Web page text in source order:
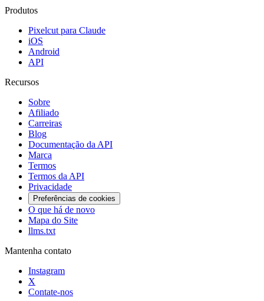
Produtos
Pixelcut para Claude
iOS
Android
API
Recursos
Sobre
Afiliado
Carreiras
Blog
Documentação da API
Marca
Termos
Termos da API
Privacidade
Preferências de cookies
O que há de novo
Mapa do Site
llms.txt
Mantenha contato
Instagram
X
Contate-nos